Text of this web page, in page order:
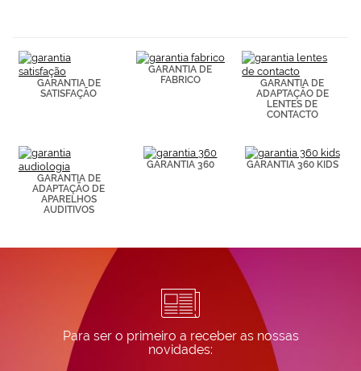
visitadas).
Puedes
consultar más
Cookies.
GARANTIA DE
SATISFAÇÃO
GARANTIA DE
FABRICO
GARANTIA DE
ADAPTAÇÃO DE
LENTES DE
CONTACTO
GARANTIA DE
ADAPTAÇÃO DE
APARELHOS
AUDITIVOS
GARANTIA 360 GARANTIA 360 KIDS
Para ser o primeiro a receber as nossas
novidades: